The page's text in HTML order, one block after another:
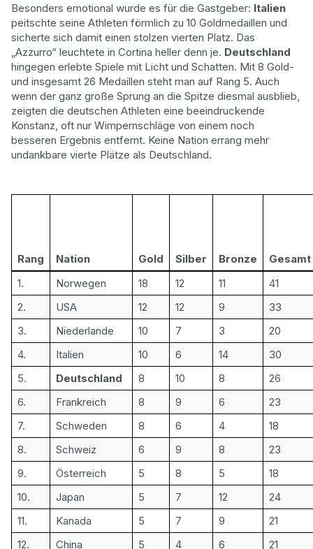
Besonders emotional wurde es für die Gastgeber: Italien
peitschte seine Athleten förmlich zu 10 Goldmedaillen und
sicherte sich damit einen stolzen vierten Platz. Das
„Azzurro“ leuchtete in Cortina heller denn je. Deutschland
hingegen erlebte Spiele mit Licht und Schatten. Mit 8 Gold-
und insgesamt 26 Medaillen steht man auf Rang 5. Auch
wenn der ganz große Sprung an die Spitze diesmal ausblieb,
zeigten die deutschen Athleten eine beeindruckende
Konstanz, oft nur Wimpernschläge von einem noch
besseren Ergebnis entfernt. Keine Nation errang mehr
undankbare vierte Plätze als Deutschland.
Rang Nation Gold Silber Bronze
Gesamt
1.
Norwegen 18 12 11
41
2.
USA 12 12 9
33
3.
Niederlande 10 7 3
20
4.
Italien 10 6 14
30
5.
Deutschland 8 10 8
26
6.
Frankreich 8 9 6
23
7.
Schweden 8 6 4
18
8.
Schweiz 6 9 8
23
9.
Österreich 5 8 5
18
10.
Japan 5 7 12
24
11.
Kanada 5 7 9
21
12.
China 5 4 6
21